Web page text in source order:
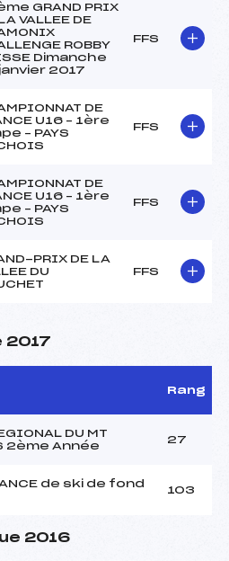
GRAND PRIX
VALLEE DE
ROBBY
Dimanche
2017
FFS
DE
U16 – 1ère
– PAYS
FFS
DE
U16 – 1ère
– PAYS
FFS
PRIX DE LA
DU
FFS
2017
Rang
DU MT
2ème Année
27
de ski de fond
103
2016